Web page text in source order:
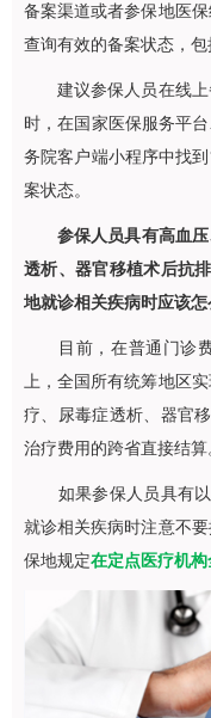
备案渠道或者参保地医
查询有效的备案状态，包
建议参保人员在线上
时，在国家医保服务平
务院客户端小程序中找
案状态。
参保人员具有高血
透析、器官移植术后抗
地就诊相关疾病时应该怎
目前，在普通门诊费
上，全国所有统筹地区
疗、尿毒症透析、器官
治疗费用的跨省直接结算
如果参保人员具有以
就诊相关疾病时注意不
保地规定在定点医疗机构